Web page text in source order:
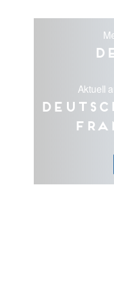
Aktuell